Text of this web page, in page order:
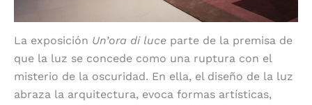
La exposición Un’ora di luce parte de la premisa de
que la luz se concede como una ruptura con el
misterio de la oscuridad. En ella, el diseño de la luz
abraza la arquitectura, evoca formas artísticas,